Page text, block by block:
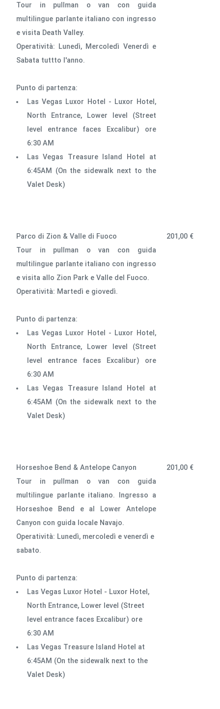
Tour in pullman o van con guida
multilingue parlante italiano con ingresso
e visita Death Valley.
Operatività: Lunedì, Mercoledì Venerdì e
Sabata tuttto l'anno.
Punto di partenza:
Las Vegas Luxor Hotel - Luxor Hotel,
North Entrance, Lower level (Street
level entrance faces Excalibur) ore
6:30 AM
Las Vegas Treasure Island Hotel at
6:45AM (On the sidewalk next to the
Valet Desk)
Parco di Zion & Valle di Fuoco
Tour in pullman o van con guida
multilingue parlante italiano con ingresso
e visita allo Zion Park e Valle del Fuoco.
Operatività: Martedì e giovedì.
Punto di partenza:
Las Vegas Luxor Hotel - Luxor Hotel,
North Entrance, Lower level (Street
level entrance faces Excalibur) ore
6:30 AM
Las Vegas Treasure Island Hotel at
6:45AM (On the sidewalk next to the
Valet Desk)
201,00 €
Horseshoe Bend & Antelope Canyon
Tour in pullman o van con guida
multilingue parlante italiano. Ingresso a
Horseshoe Bend e al Lower Antelope
Canyon con guida locale Navajo.
Operatività: Lunedì, mercoledì e venerdì e
sabato.
Punto di partenza:
Las Vegas Luxor Hotel - Luxor Hotel,
North Entrance, Lower level (Street
level entrance faces Excalibur) ore
6:30 AM
Las Vegas Treasure Island Hotel at
6:45AM (On the sidewalk next to the
Valet Desk)
201,00 €